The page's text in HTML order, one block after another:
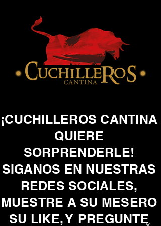
¡CUCHILLEROS CANTINA
QUIERE
SORPRENDERLE!
SIGANOS EN NUESTRAS
REDES SOCIALES,
MUESTRE A SU MESERO
SU LIKE, Y PREGUNTE